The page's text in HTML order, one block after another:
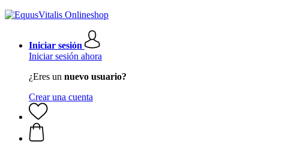
Iniciar sesión
Iniciar sesión ahora
¿Eres un nuevo usuario?
Crear una cuenta